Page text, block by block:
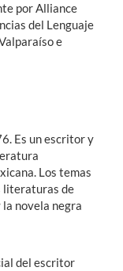
por Alliance
del Lenguaje
e
Es un escritor y
Los temas
literaturas de
novela negra
del escritor